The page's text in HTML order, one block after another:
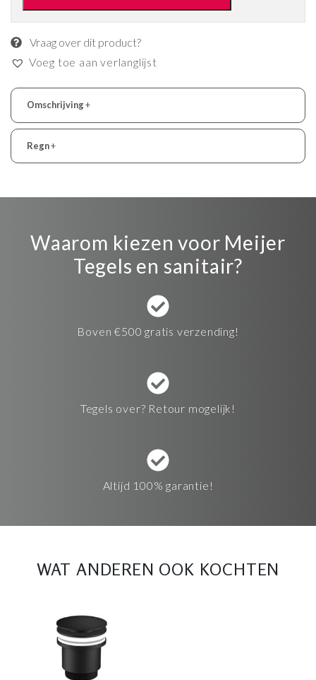
Vraag over dit product?
Voeg toe aan verlanglijst
Omschrijving+
Regn+
Waarom kiezen voor Meijer
Tegels en sanitair?
Boven €500 gratis verzending!
Tegels over? Retour mogelijk!
Altijd 100% garantie!
WAT ANDEREN OOK KOCHTEN